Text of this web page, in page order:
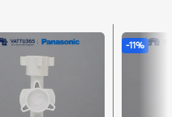
-11%